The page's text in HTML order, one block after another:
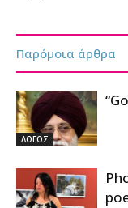
Παρόμοια άρθρα
ΛΟΓΟΣ